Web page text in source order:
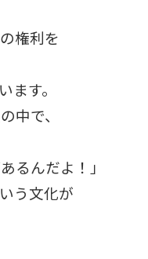
権利を
ます。
中で、
るんだよ！」
う文化が